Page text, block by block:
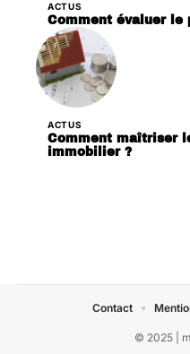
ACTUS
Comment évaluer le
ACTUS
Comment maîtriser
immobilier ?
© 2025 |
Contact